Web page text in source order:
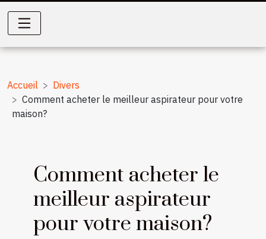
Accueil
Divers
Comment acheter le meilleur aspirateur pour votre
maison?
Comment acheter le
meilleur aspirateur
pour votre maison?